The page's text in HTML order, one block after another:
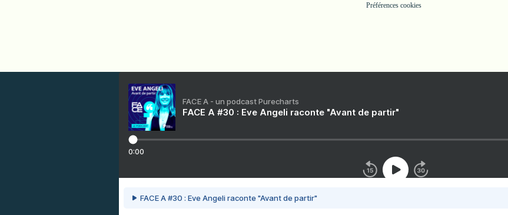
Préférences cookies
FACE A - un podcast Purecharts
FACE A #30 : Eve Angeli raconte "Avant de partir"
0:00
FACE A #30 : Eve Angeli raconte "Avant de partir"